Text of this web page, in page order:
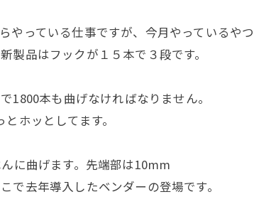
やっている仕事ですが、今月やっているや
製品はフックが１５本で３段です。
本も曲げなければなりません。
ホッとしてます。
に曲げます。先端部は10mm
去年導入したベンダーの登場です。